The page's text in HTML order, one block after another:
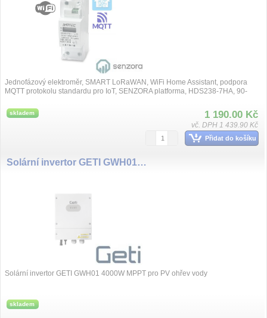
Jednofázový elektroměr, SMART LoRaWAN, WiFi Home Assistant, podpora
MQTT protokolu standardu pro IoT, SENZORA platforma, HDS238-7HA, 90-
skladem 1 190.00 Kč
vč. DPH 1 439.90 Kč
Přidat do košíku
Solární invertor GETI GWH01 4000W MPPT pro PV ohřev vody
Solární invertor GETI GWH01 4000W MPPT pro PV ohřev vody
skladem